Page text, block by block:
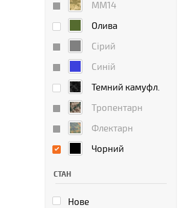
ММ14
Олива
Сірий
Синій
Темний камуфл.
Тропентарн
Флектарн
Чорний
СТАН
Нове